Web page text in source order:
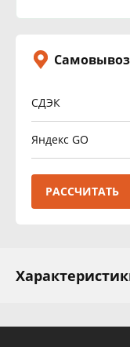
СДЭК
Яндекс GO
РАССЧИТАТЬ